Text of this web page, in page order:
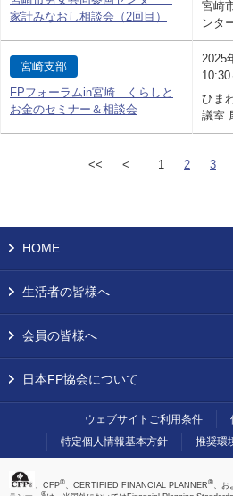
家計みなおし相談会（2回目）
宮崎
ンタ
宮崎支部
FPフォーラムin宮崎 くらしと
お金のセミナー＆相談会
2025
ひま
議室
<< < 1 2 3
HOME
生活者の皆様へ
会員の皆様へ
日本FP協会について
ウェブサイトご利用条件
特定個人情報基本方針
推奨環
、CFP®、CERTIFIED FINANCIAL PLANNER®、お
®